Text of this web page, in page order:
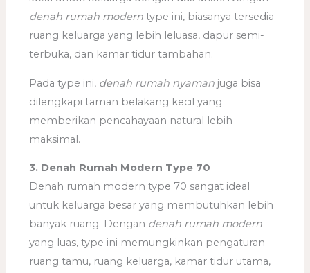
denah rumah modern type ini, biasanya tersedia
ruang keluarga yang lebih leluasa, dapur semi-
terbuka, dan kamar tidur tambahan.
Pada type ini, denah rumah nyaman juga bisa
dilengkapi taman belakang kecil yang
memberikan pencahayaan natural lebih
maksimal.
3. Denah Rumah Modern Type 70
Denah rumah modern type 70 sangat ideal
untuk keluarga besar yang membutuhkan lebih
banyak ruang. Dengan denah rumah modern
yang luas, type ini memungkinkan pengaturan
ruang tamu, ruang keluarga, kamar tidur utama,